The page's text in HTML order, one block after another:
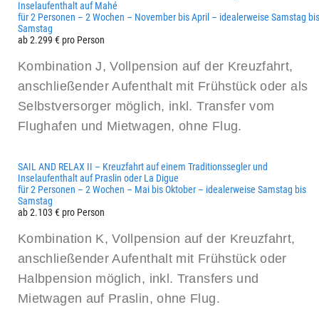
Inselaufenthalt auf Mahé
für 2 Personen – 2 Wochen – November bis April – idealerweise Samstag bis
Samstag
ab 2.299 € pro Person
Kombination J, Vollpension auf der Kreuzfahrt,
anschließender Aufenthalt mit Frühstück oder als
Selbstversorger möglich, inkl. Transfer vom
Flughafen und Mietwagen, ohne Flug.
SAIL AND RELAX II – Kreuzfahrt auf einem Traditionssegler und
Inselaufenthalt auf Praslin oder La Digue
für 2 Personen – 2 Wochen – Mai bis Oktober – idealerweise Samstag bis
Samstag
ab 2.103 € pro Person
Kombination K, Vollpension auf der Kreuzfahrt,
anschließender Aufenthalt mit Frühstück oder
Halbpension möglich, inkl. Transfers und
Mietwagen auf Praslin, ohne Flug.